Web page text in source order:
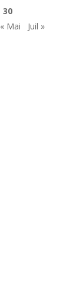
30
« Mai
Juil »